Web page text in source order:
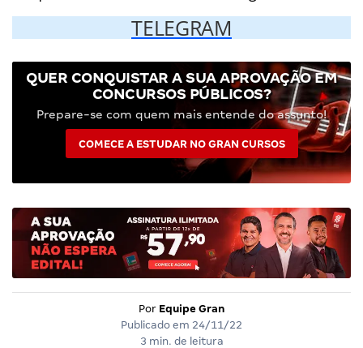
TELEGRAM
QUER CONQUISTAR A SUA APROVAÇÃO EM
CONCURSOS PÚBLICOS?
Prepare-se com quem mais entende do assunto!
COMECE A ESTUDAR NO GRAN CURSOS
Por Equipe Gran
Publicado em 24/11/22
3 min. de leitura